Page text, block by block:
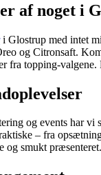
af noget i
i Glostrup med intet
og Citronsaft.
fra topping-
og events har vi
– fra
og smukt præsenteret.